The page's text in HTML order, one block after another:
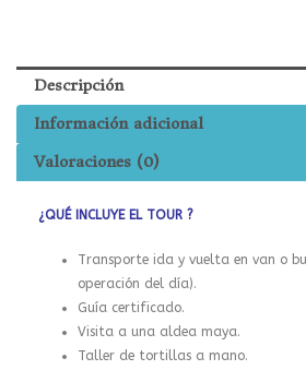
Descripción
Información adicional
Valoraciones (0)
¿QUÉ INCLUYE EL TOUR ?
Transporte ida y vuelta en van o
operación del día).
Guía certificado.
Visita a una aldea maya.
Taller de tortillas a mano.